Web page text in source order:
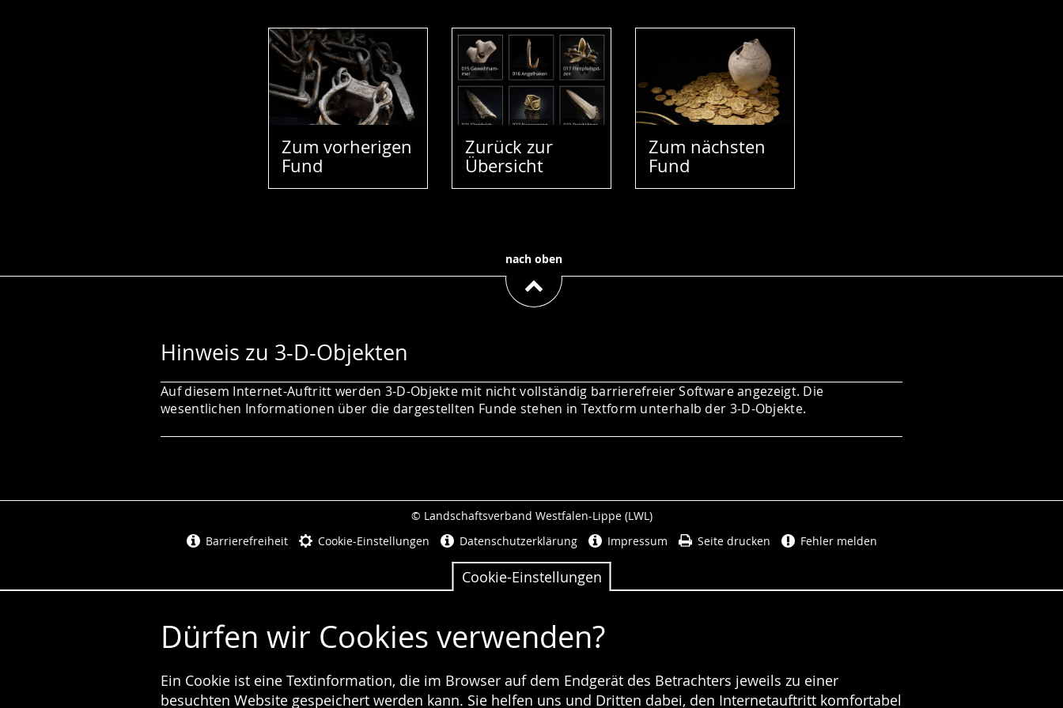
Cookie-Einstellungen
Dürfen wir Cookies verwenden?
Ein Cookie ist eine Textinformation, die im Browser auf dem Endgerät des Betrachters jeweils zu einer
besuchten Website gespeichert werden kann. Sie helfen uns und Dritten dabei, den Internetauftritt komfortabel
Zum vorherigen
Fund
Zurück zur
Übersicht
Zum nächsten
Fund
nach oben
Hinweis zu 3-D-Objekten
Auf diesem Internet-Auftritt werden 3-D-Objekte mit nicht vollständig barrierefreier Software angezeigt. Die
wesentlichen Informationen über die dargestellten Funde stehen in Textform unterhalb der 3-D-Objekte.
© Landschaftsverband Westfalen-Lippe (LWL)
Barrierefreiheit Cookie-Einstellungen Datenschutzerklärung Impressum Seite drucken Fehler melden